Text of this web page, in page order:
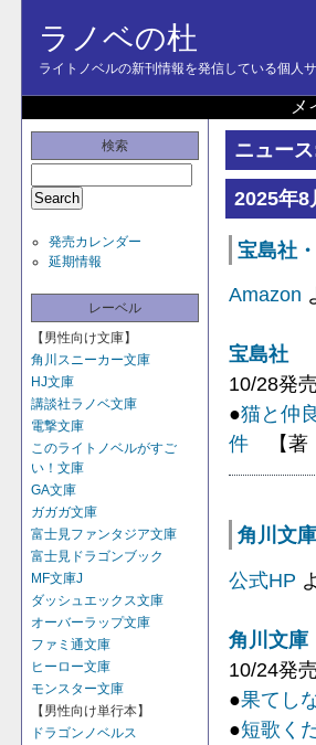
ラノベの杜
ライトノベルの新刊情報を発信している個人
メ
検索
発売カレンダー
延期情報
レーベル
【男性向け文庫】
角川スニーカー文庫
HJ文庫
講談社ラノベ文庫
電撃文庫
このライトノベルがすご
い！文庫
GA文庫
ガガガ文庫
富士見ファンタジア文庫
富士見ドラゴンブック
MF文庫J
ダッシュエックス文庫
オーバーラップ文庫
ファミ通文庫
ヒーロー文庫
モンスター文庫
【男性向け単行本】
ドラゴンノベルス
ニュー
2025年8
宝島社
Amazon
宝島社
10/28発売
●猫と仲
件 【著
角川文
公式HP
角川文庫
10/24発売
●果てし
●短歌く